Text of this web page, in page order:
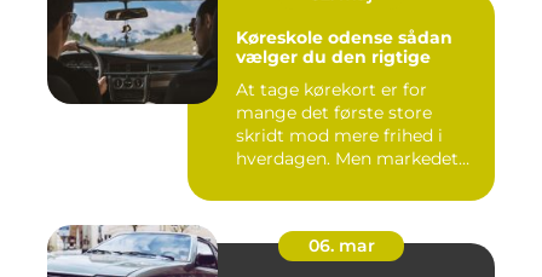
Køreskole odense sådan
vælger du den rigtige
At tage kørekort er for
mange det første store
skridt mod mere frihed i
hverdagen. Men markedet
06. mar